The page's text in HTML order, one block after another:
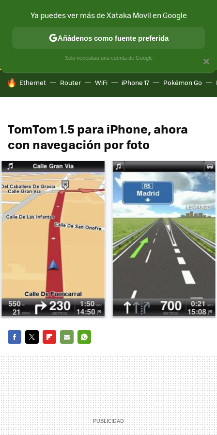
CONECTIVIDAD MÓVIL Y SOCIEDAD APLICACIONES
HOY SE HABLA DE
Ethernet Router WiFi iPhone 17 Pokémon Go
TomTom 1.5 para iPhone, ahora
con navegación por foto
MAIL
×
Ya puedes ver más de Xataka Movil en Google
Añádenos como fuente preferida
Solo necesitas una cuenta de Google